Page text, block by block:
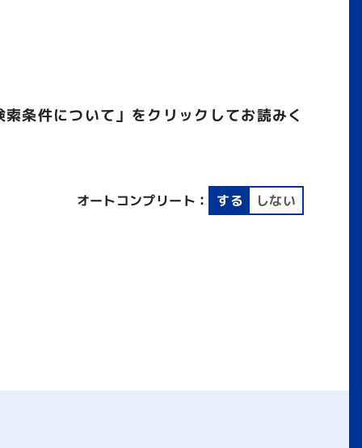
条件について」をクリックしてお読みく
オートコンプリート： する しない